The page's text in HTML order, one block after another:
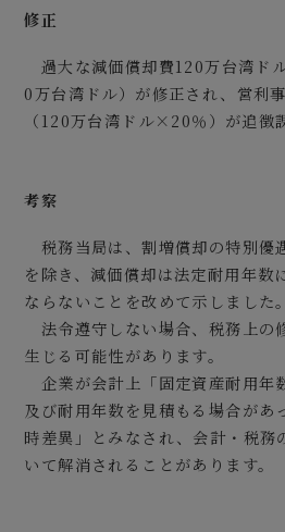
修正
過大な減価償却費120万台湾ド
0万台湾ドル）が修正され、営利
（120万台湾ドル×20％）が追徴
考察
税務当局は、割増償却の特別優
を除き、減価償却は法定耐用年数
ならないことを改めて示しました。
法令遵守しない場合、税務上の
生じる可能性があります。
企業が会計上「固定資産耐用年
及び耐用年数を見積もる場合があ
時差異」とみなされ、会計・税務
いて解消されることがあります。